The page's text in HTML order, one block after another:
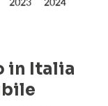
in Italia